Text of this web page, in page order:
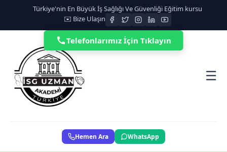
Türkiye'nin En Büyük İş Sağlığı Ve Güvenliği Eğitim kursu
✉️ Bize Ulaşın
☰
Hemen Ara WhatsApp
Telefonlarımız İçin Tıklayın